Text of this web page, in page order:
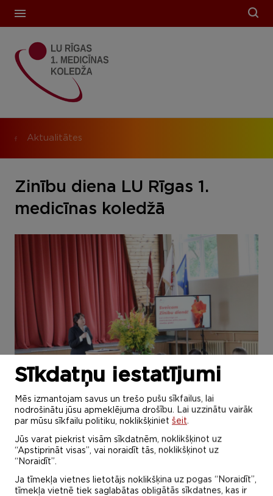
Aktualitātes
Zinību diena LU Rīgas 1.
medicīnas koledžā
01.09.2025.
1. septembrī LU R1MK notika Zinību dienai
veltīts pasākums.
procesa norisi un aktualitātēm.
Sīkdatņu iestatījumi
Mēs izmantojam savus un trešo pušu sīkfailus, lai
nodrošinātu jūsu apmeklējuma drošību. Lai uzzinātu vairāk
par mūsu sīkfailu politiku, noklikšķiniet šeit.
Jūs varat piekrist visām sīkdatnēm, noklikšķinot uz
“Apstiprināt visas”, vai noraidīt tās, noklikšķinot uz
“Noraidīt”.
Ja tīmekļa vietnes lietotājs noklikšķina uz pogas “Noraidīt”,
tīmekļa vietnē tiek saglabātas obligātās sīkdatnes, kas ir